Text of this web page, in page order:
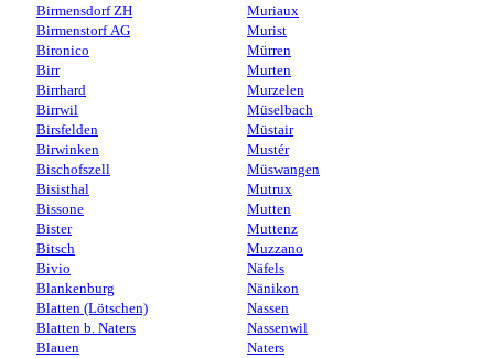
Birmensdorf ZH
Birmenstorf AG
Bironico
Birr
Birrhard
Birrwil
Birsfelden
Birwinken
Bischofszell
Bisisthal
Bissone
Bister
Bitsch
Bivio
Blankenburg
Blatten (Lötschen)
Blatten b. Naters
Blauen
Muriaux
Murist
Mürren
Murten
Murzelen
Müselbach
Müstair
Mustér
Müswangen
Mutrux
Mutten
Muttenz
Muzzano
Näfels
Nänikon
Nassen
Nassenwil
Naters